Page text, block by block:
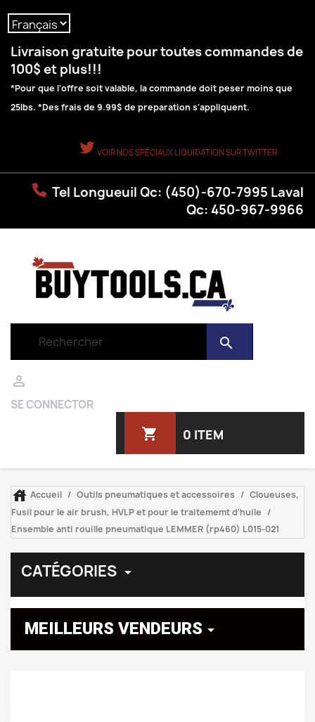
Livraison gratuite pour toutes commandes de
100$ et plus!!!
*Pour que l'offre soit valable, la commande doit peser moins que
25lbs. *Des frais de 9.99$ de preparation s'appliquent.
VOIR NOS SPÉCIAUX LIQUIDATION SUR TWITTER
Tel Longueuil Qc: (450)-670-7995 Laval
Qc: 450-967-9966
search

SE CONNECTOR
shopping_cart 0 ITEM
 Accueil Outils pneumatiques et accessoires
Cloueuses,
Fusil pour le air brush, HVLP et pour le traitememt d'huile
Ensemble anti rouille pneumatique LEMMER (rp460) L015-021
CATÉGORIES 
MEILLEURS VENDEURS 